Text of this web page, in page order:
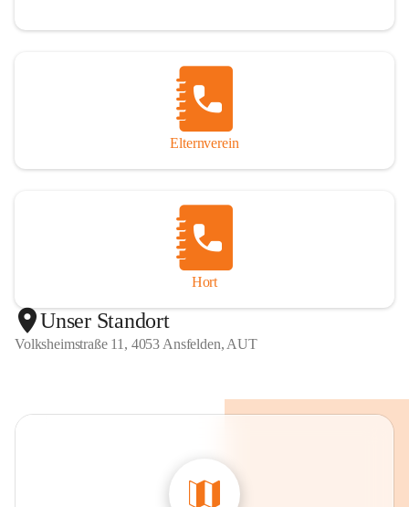
Elternverein
Hort
Unser Standort
Volksheimstraße 11, 4053 Ansfelden, AUT